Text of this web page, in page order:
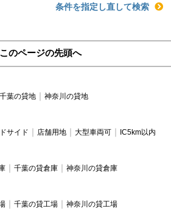
条件を指定し直して検索
このページの先頭へ
千葉の貸地 神奈川の貸地
サイド 店舗用地 大型車両可 IC5km以内
千葉の貸倉庫 神奈川の貸倉庫
千葉の貸工場 神奈川の貸工場